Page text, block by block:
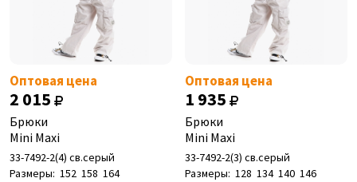
Оптовая цена
2 015
Брюки
Mini Maxi
33-7492-2(4) св.серый
Размеры: 152 158 164
Оптовая цена
1 935
Брюки
Mini Maxi
33-7492-2(3) св.серый
Размеры: 128 134 140 146